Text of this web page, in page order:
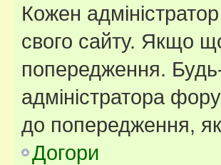
Кожен
свого сайту. Якщо
попередження.
адміністратора
до попередження,
Догори